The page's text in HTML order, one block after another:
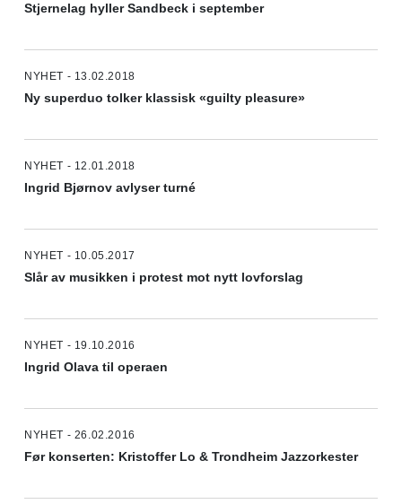
Stjernelag hyller Sandbeck i september
NYHET - 13.02.2018
Ny superduo tolker klassisk «guilty pleasure»
NYHET - 12.01.2018
Ingrid Bjørnov avlyser turné
NYHET - 10.05.2017
Slår av musikken i protest mot nytt lovforslag
NYHET - 19.10.2016
Ingrid Olava til operaen
NYHET - 26.02.2016
Før konserten: Kristoffer Lo & Trondheim Jazzorkester